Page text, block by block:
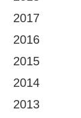
2017
2016
2015
2014
2013